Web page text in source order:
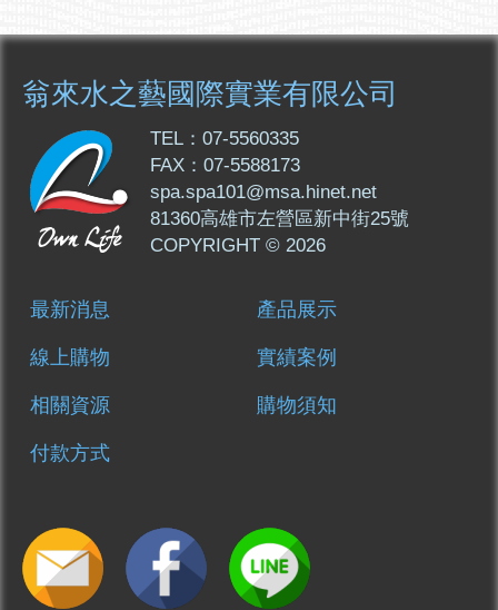
翁來水之藝國際實業有限公司
TEL：07-5560335
FAX：07-5588173
spa.spa101@msa.hinet.net
81360高雄市左營區新中街25號
COPYRIGHT © 2026
最新消息 產品展示
線上購物 實績案例
相關資源 購物須知
付款方式